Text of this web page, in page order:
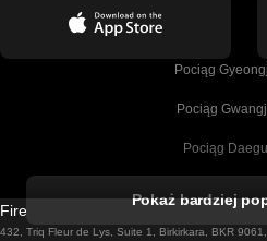
Pociąg
Pociąg
Pociąg
Pociąg Dublin -
Pokaż bardziej
Firebird GT Limited (OC 1451)
432, Triq Fleur de Lys, Suite 1, Birkirkara, BKR